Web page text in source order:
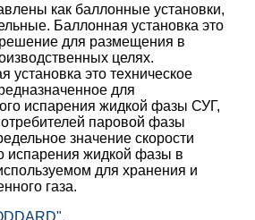
как баллонные установки,
Баллонная установка это
для размещения в
целях.
установка это техническое
для
испарения жидкой фазы СУГ,
паровой фазы
значение скорости
испарения жидкой фазы в
для хранения и
газа.